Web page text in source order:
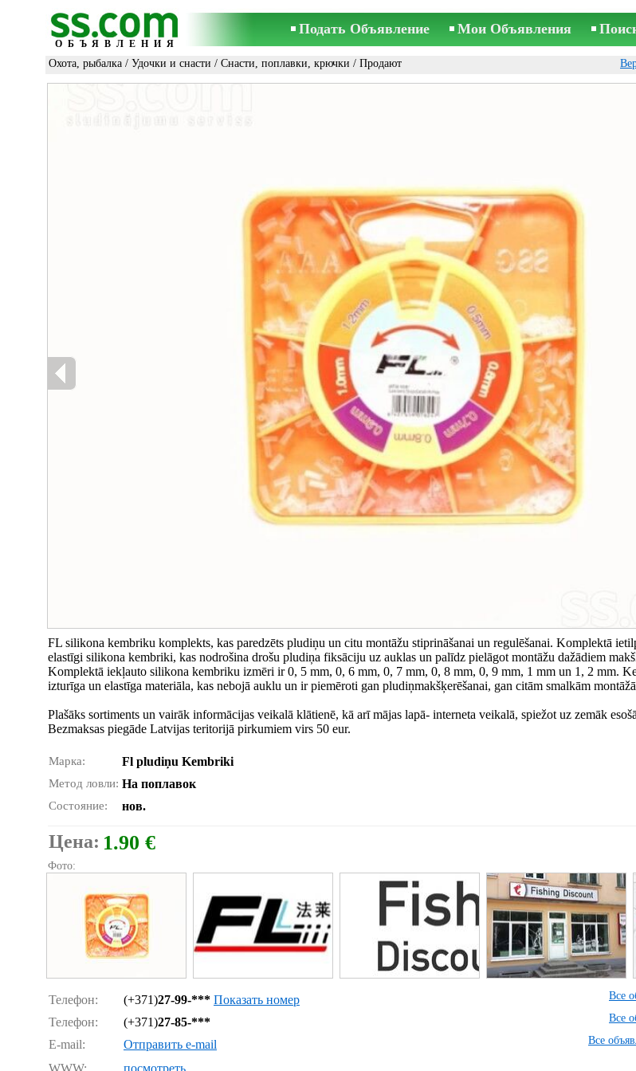
ОБЪЯВЛЕНИЯ
Подать Объявление Мои Объявления
Охота, рыбалка / Удочки и снасти / Снасти, поплавки, крючки / Продают
FL silikona kembriku komplekts, kas paredzēts pludiņu un citu montāžu stiprināšanai un regulēšanai. Komplektā
elastīgi silikona kembriki, kas nodrošina drošu pludiņa fiksāciju uz auklas un palīdz pielāgot montāžu dažādiem
Komplektā iekļauto silikona kembriku izmēri ir 0, 5 mm, 0, 6 mm, 0, 7 mm, 0, 8 mm, 0, 9 mm, 1 mm un 1, 2 mm.
izturīga un elastīga materiāla, kas nebojā auklu un ir piemēroti gan pludiņmakšķerēšanai, gan citām smalkām
Plašāks sortiments un vairāk informācijas veikalā klātienē, kā arī mājas lapā- interneta veikalā, spiežot uz zemāk
Bezmaksas piegāde Latvijas teritorijā pirkumiem virs 50 eur.
Марка: Fl pludiņu Kembriki
Метод ловли: На поплавок
Состояние: нов.
Цена: 1.90 €
Фото:
Телефон: (+371)27-99-*** Показать номер Все
Телефон: (+371)27-85-*** Все
E-mail: Отправить e-mail Все
WWW: посмотреть